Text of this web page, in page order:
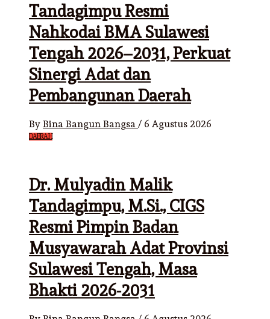
Tandagimpu Resmi
Nahkodai BMA Sulawesi
Tengah 2026–2031, Perkuat
Sinergi Adat dan
Pembangunan Daerah
By Bina Bangun Bangsa / 6 Agustus 2026
DAERAH
Dr. Mulyadin Malik
Tandagimpu, M.Si., CIGS
Resmi Pimpin Badan
Musyawarah Adat Provinsi
Sulawesi Tengah, Masa
Bhakti 2026-2031